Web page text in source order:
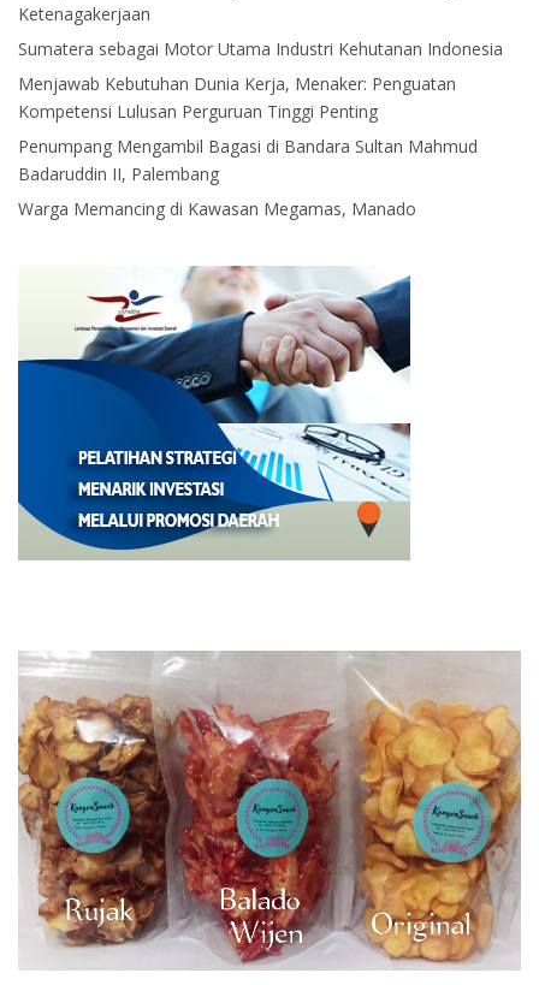
Ketenagakerjaan
Sumatera sebagai Motor Utama Industri Kehutanan Indonesia
Menjawab Kebutuhan Dunia Kerja, Menaker: Penguatan
Kompetensi Lulusan Perguruan Tinggi Penting
Penumpang Mengambil Bagasi di Bandara Sultan Mahmud
Badaruddin II, Palembang
Warga Memancing di Kawasan Megamas, Manado